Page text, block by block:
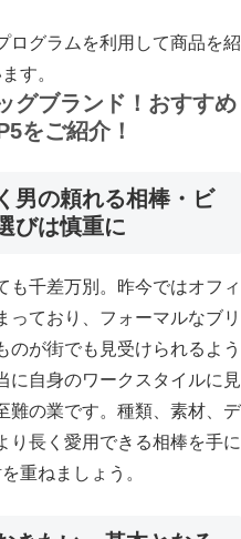
ログラムを利用して商品を紹
す。
グブランド！おすすめ
をご紹介！
男の頼れる相棒・ビ
びは慎重に
も千差万別。昨今ではオフィ
っており、フォーマルなブリ
のが街でも見受けられるよう
に自身のワークスタイルに見
難の業です。種類、素材、デ
り長く愛用できる相棒を手に
重ねましょう。